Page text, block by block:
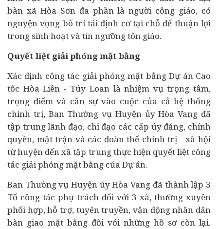
bàn xã Hòa Sơn đa phần là người công giáo, có
nguyện vọng bố trí tái định cơ tại chỗ để thuận lợi
trong sinh hoạt và tín ngưỡng tôn giáo.
Quyết liệt giải phóng mặt bằng
Xác định công tác giải phóng mặt bằng Dự án Cao
tốc Hòa Liên - Túy Loan là nhiệm vụ trọng tâm,
trọng điểm và cần sự vào cuộc của cả hệ thống
chính trị, Ban Thường vụ Huyện ủy Hòa Vang đã
tập trung lãnh đạo, chỉ đạo các cấp ủy đảng, chính
quyền, mặt trận và các đoàn thể chính trị - xã hội
từ huyện đến xã tập trung thực hiện quyết liệt công
tác giải phóng mặt bằng của Dự án.
Ban Thường vụ Huyện ủy Hòa Vang đã thành lập 3
Tổ công tác phụ trách đối với 3 xã, thường xuyên
phối hợp, hỗ trợ, tuyên truyền, vận động nhân dân
bàn giao mặt bằng đối với những hồ sơ còn lại.